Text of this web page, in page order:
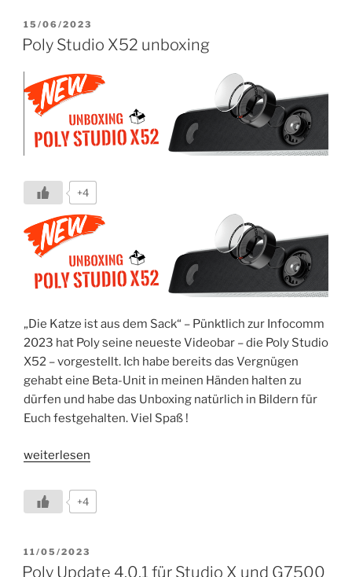
„Automatic
reboot“
Powershell-
Script“
VERÖFFENTLICHT
AM
15/06/2023
Poly Studio X52 unboxing
+4
„Die Katze ist aus dem Sack“ – Pünktlich zur Infocomm
2023 hat Poly seine neueste Videobar – die Poly Studio
X52 – vorgestellt. Ich habe bereits das Vergnügen
gehabt eine Beta-Unit in meinen Händen halten zu
dürfen und habe das Unboxing natürlich in Bildern für
Euch festgehalten. Viel Spaß !
„Poly
X52
unboxing“
weiterlesen
+4
VERÖFFENTLICHT
AM
11/05/2023
Poly Update 4.0.1 für Studio X und G7500